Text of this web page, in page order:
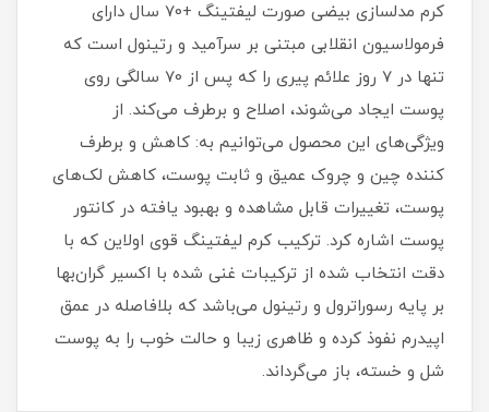
کرم مدلسازی بیضی صورت لیفتینگ +70 سال دارای
فرمولاسیون انقلابی مبتنی بر سرآمید و رتینول است که
تنها در 7 روز علائم پیری را که پس از 70 سالگی روی
پوست ایجاد می‌شوند، اصلاح و برطرف می‌کند. از
ویژگی‌های این محصول می‌توانیم به: کاهش و برطرف
کننده چین و چروک عمیق و ثابت پوست، کاهش لک‌های
پوست، تغییرات قابل مشاهده و بهبود یافته در کانتور
پوست اشاره کرد. ترکیب کرم لیفتینگ قوی اولاین که با
دقت انتخاب شده از ترکیبات غنی شده با اکسیر گران‌بها
بر پایه رسوراترول و رتینول می‌باشد که بلافاصله در عمق
اپیدرم نفوذ کرده و ظاهری زیبا و حالت خوب را به پوست
شل و خسته، باز می‌گرداند.